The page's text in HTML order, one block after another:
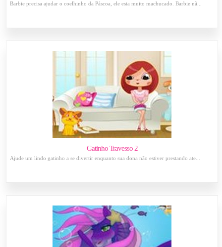
Barbie precisa ajudar o coelhinho da Páscoa, ele esta muito machucado. Barbie nã...
Gatinho Travesso 2
Ajude um lindo gatinho a se divertir enquanto sua dona não estiver prestando ate...